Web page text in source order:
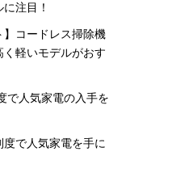
注目！
】コードレス掃除機
軽いモデルがおす
で人気家電の入手を
で人気家電を手に